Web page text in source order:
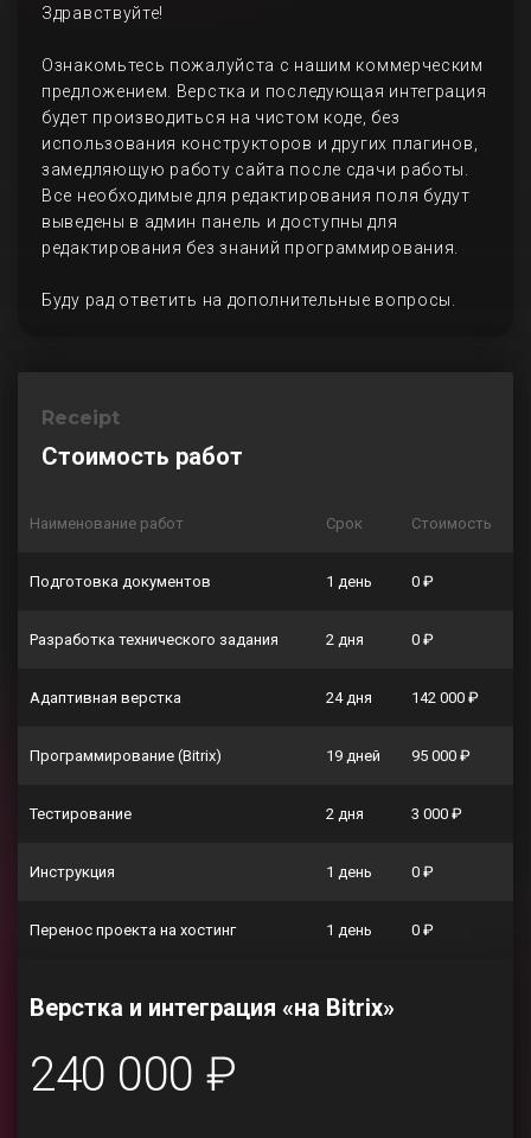
Здравствуйте!
Ознакомьтесь пожалуйста с нашим коммерческим
предложением. Верстка и последующая интеграция
будет производиться на чистом коде, без
использования конструкторов и других плагинов,
замедляющую работу сайта после сдачи работы.
Все необходимые для редактирования поля будут
выведены в админ панель и доступны для
редактирования без знаний программирования.
Буду рад ответить на дополнительные вопросы.
Receipt
Стоимость работ
Наименование работ Срок Стоимость
Подготовка документов 1 день 0 ₽
Разработка технического задания 2 дня 0 ₽
Адаптивная верстка 24 дня 142 000 ₽
Программирование (Bitrix) 19 дней 95 000 ₽
Тестирование 2 дня 3 000 ₽
Инструкция 1 день 0 ₽
Перенос проекта на хостинг 1 день 0 ₽
Верстка и интеграция «на Bitrix»
240 000 ₽